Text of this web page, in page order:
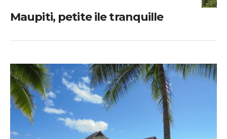
Maupiti, petite ile tranquille